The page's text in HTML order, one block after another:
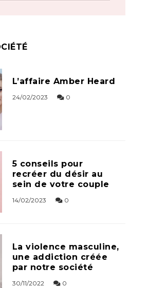
L’affaire Amber Heard
24/02/2023 0
5 conseils pour
recréer du désir au
sein de votre couple
14/02/2023 0
La violence masculine,
une addiction créée
par notre société
30/11/2022 0